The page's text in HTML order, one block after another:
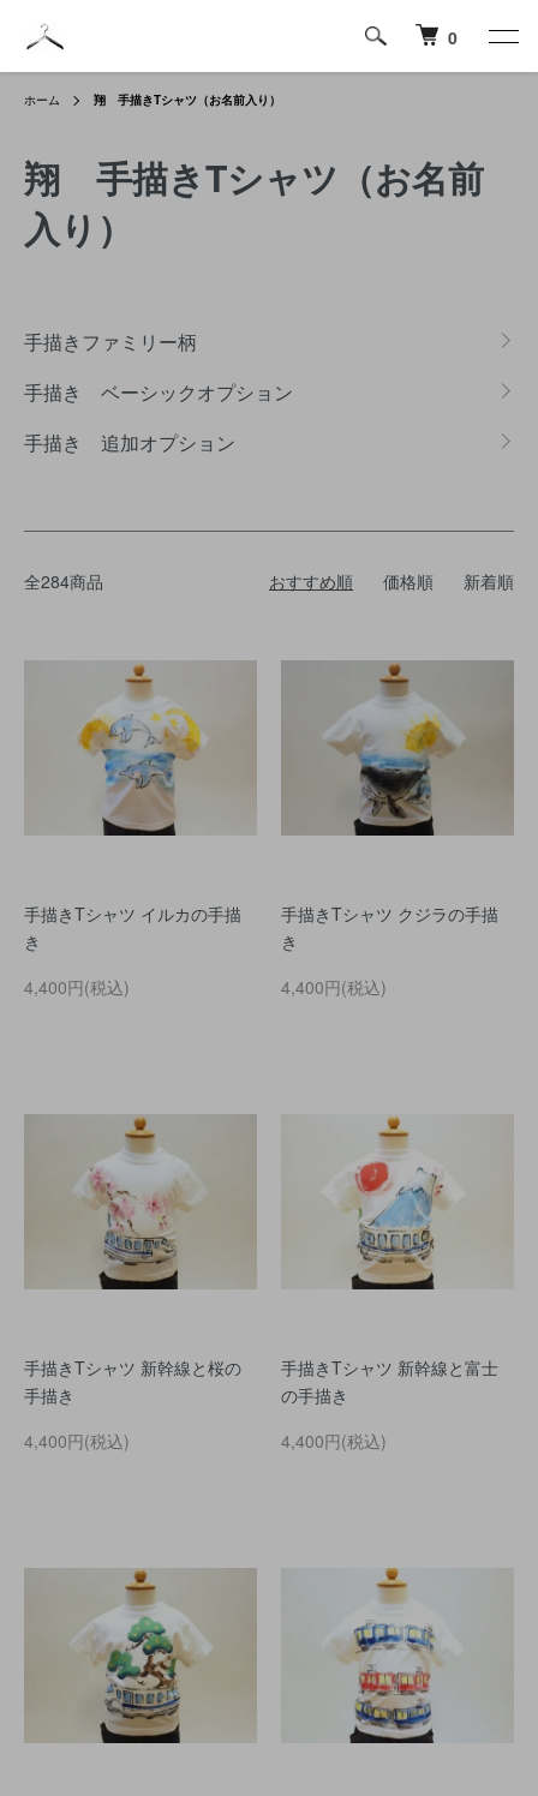
0
ホーム 翔 手描きTシャツ（お名前入り）
翔 手描きTシャツ（お名前
入り）
手描きファミリー柄
手描き ベーシックオプション
手描き 追加オプション
全284商品 おすすめ順 価格順 新着順
手描きTシャツ イルカの手描
き
4,400円(税込)
手描きTシャツ クジラの手描
き
4,400円(税込)
手描きTシャツ 新幹線と桜の
手描き
4,400円(税込)
手描きTシャツ 新幹線と富士
の手描き
4,400円(税込)